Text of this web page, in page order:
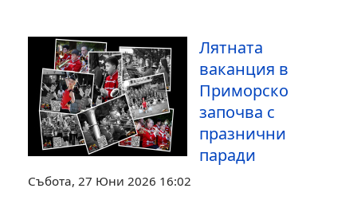
Лятната
ваканция в
Приморско
започва с
празнични
паради
Събота, 27 Юни 2026 16:02